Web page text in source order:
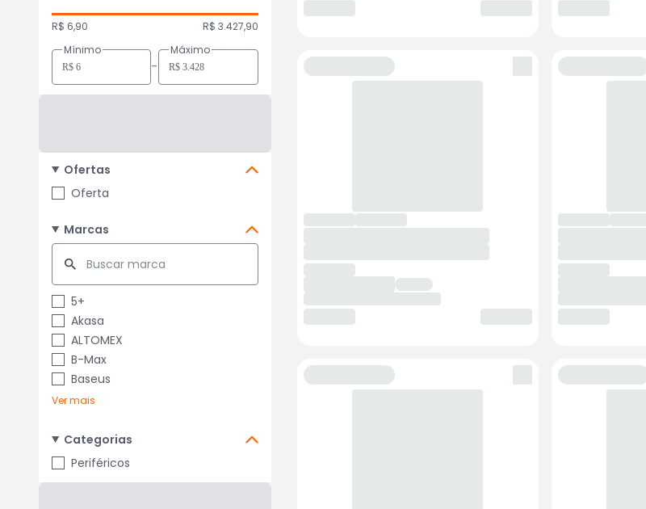
R$ 6,90
R$ 3.427,90
Mínimo
-
Máximo
Ofertas
Oferta
Marcas
5+
Akasa
ALTOMEX
B-Max
Baseus
Ver mais
Categorias
Periféricos